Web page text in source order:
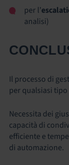
per l’
analisi)
Il processo di
per qualsiasi
Necessita dei
capacità di
efficiente e
di automazione.